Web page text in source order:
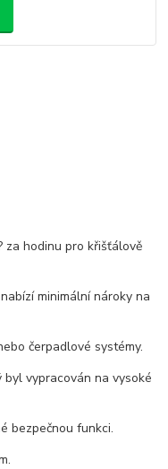
za hodinu pro křišťálově
minimální nároky na
čerpadlové systémy.
vypracován na vysoké
bezpečnou funkci.